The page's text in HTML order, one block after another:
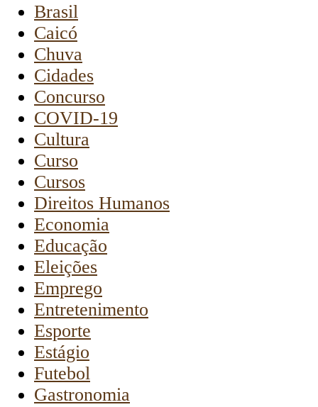
Brasil
Caicó
Chuva
Cidades
Concurso
COVID-19
Cultura
Curso
Cursos
Direitos Humanos
Economia
Educação
Eleições
Emprego
Entretenimento
Esporte
Estágio
Futebol
Gastronomia